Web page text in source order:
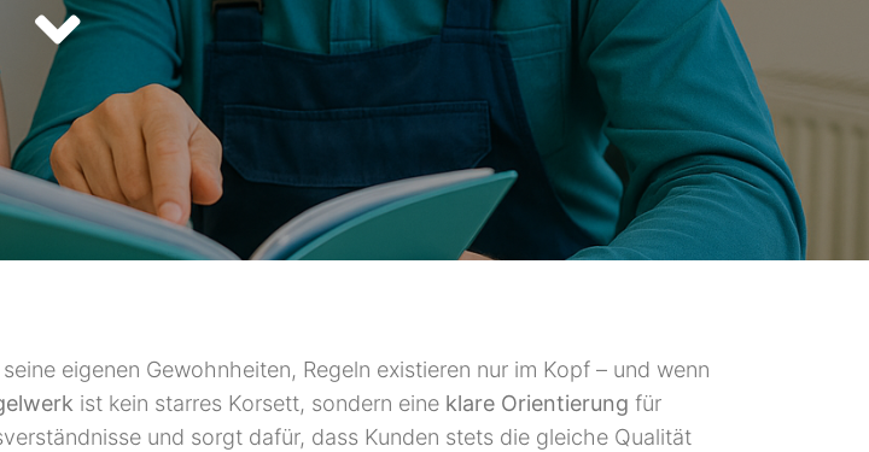
eigenen Gewohnheiten, Regeln existieren nur im Kopf – und wenn
ist kein starres Korsett, sondern eine klare Orientierung für
und sorgt dafür, dass Kunden stets die gleiche Qualität